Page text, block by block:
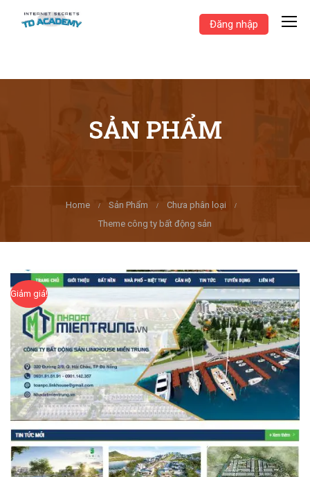
Đăng nhập
SẢN PHẨM
Home Sản Phẩm
Chưa phân loại
Theme công ty bất động sản
Giảm giá!